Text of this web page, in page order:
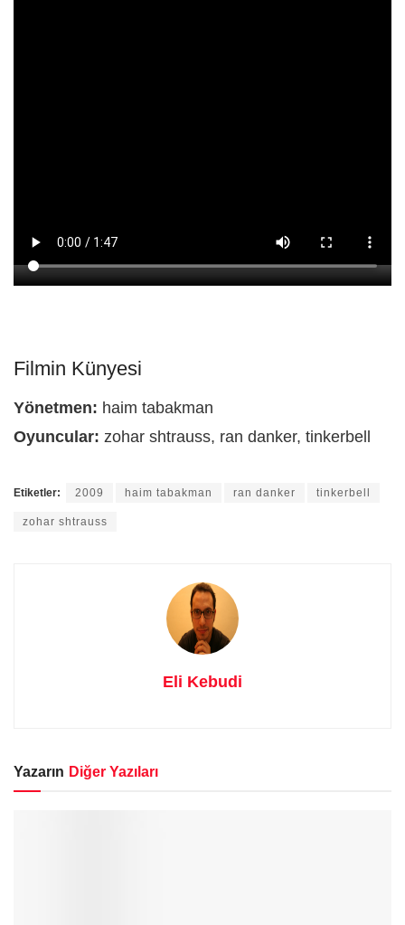
Filmin Künyesi
Yönetmen: haim tabakman
Oyuncular: zohar shtrauss, ran danker, tinkerbell
Etiketler: 2009 haim tabakman ran danker tinkerbell
zohar shtrauss
Eli Kebudi
Yazarın Diğer Yazıları